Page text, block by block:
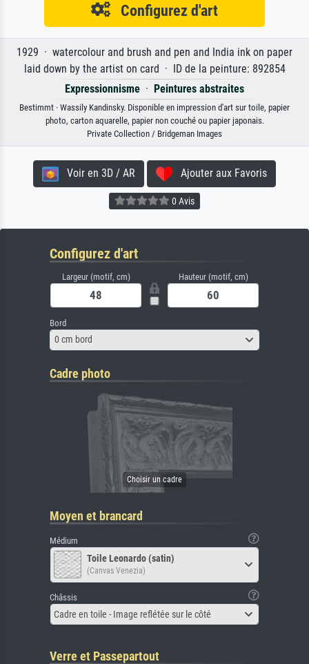
Configurez d'art
1929 · watercolour and brush and pen and India ink on paper
laid down by the artist on card · ID de la peinture: 892854
Expressionnisme · Peintures abstraites
Bestimmt · Wassily Kandinsky. Disponible en impression d'art sur toile, papier
photo, carton aquarelle, papier non couché ou papier japonais.
Private Collection / Bridgeman Images
Voir en 3D / AR Ajouter aux Favoris
0 Avis
Configurez d'art
Largeur (motif, cm) Hauteur (motif, cm)
Bord
0 cm bord
Cadre photo
Moyen et brancard
Médium
Toile Leonardo (satin)
(Canvas Venezia)
Châssis
Cadre en toile - Image reflétée sur le côté
Verre et Passepartout